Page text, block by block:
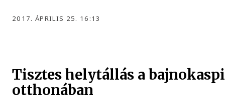
2017. ÁPRILIS 25. 16:13
Tisztes helytállás a
otthonában